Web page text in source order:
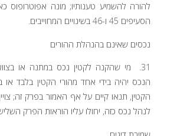
להורה להשמיע טענותיו; מונה אפוטרופוס
הסעיפים 45 ו-46 בשינויים המחוייבים.
נכסים שאינם בהנהלת ההורים
31. מי שהקנה לקטין נכס במתנה או
הנכס יהיה בידי אחד מהורי הקטין בלבד או
הקטין, תנאו קיים על אף האמור בפרק זה;
לנהל נכס כזה, יחולו עליו הוראות הפרק השלישי,